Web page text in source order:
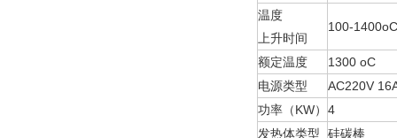
温度
上升时间
100-
额定温度
1300 oC
电源类型
AC220V
功率（KW） 4
发热体类型
硅碳棒